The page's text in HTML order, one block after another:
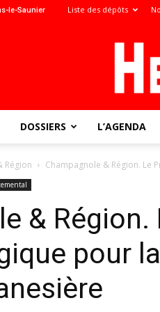
le-Saunier Liste des dépôts
DOSSIERS L’AGENDA
Région Champagnole & Région. Le
& Région.
pour